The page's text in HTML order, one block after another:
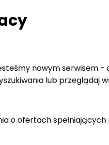
nowym serwisem
lub przeglądaj
o ofertach